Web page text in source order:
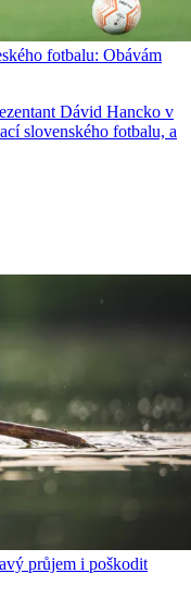
fotbalu: Obávám
Dávid Hancko v
slovenského fotbalu, a
průjem i poškodit